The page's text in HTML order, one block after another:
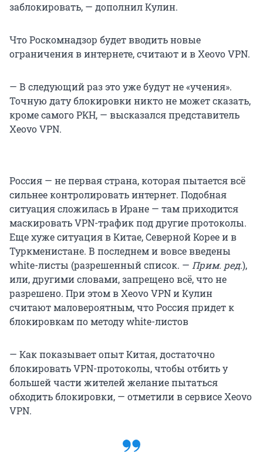
заблокировать, — дополнил Кулин.
Что Роскомнадзор будет вводить новые
ограничения в интернете, считают и в Xeovo VPN.
— В следующий раз это уже будут не «учения».
Точную дату блокировки никто не может сказать,
кроме самого РКН, — высказался представитель
Xeovo VPN.
Россия — не первая страна, которая пытается всё
сильнее контролировать интернет. Подобная
ситуация сложилась в Иране — там приходится
маскировать VPN-трафик под другие протоколы.
Еще хуже ситуация в Китае, Северной Корее и в
Туркменистане. В последнем и вовсе введены
white-листы (разрешенный список. — Прим. ред.),
или, другими словами, запрещено всё, что не
разрешено. При этом в Xeovo VPN и Кулин
считают маловероятным, что Россия придет к
блокировкам по методу white-листов
— Как показывает опыт Китая, достаточно
блокировать VPN-протоколы, чтобы отбить у
большей части жителей желание пытаться
обходить блокировки, — отметили в сервисе Xeovo
VPN.